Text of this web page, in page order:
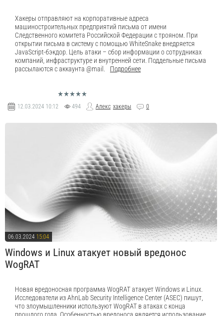
Хакеры отправляют на корпоративные адреса
машиностроительных предприятий письма от имени
Следственного комитета Российской Федерации с трояном. При
открытии письма в систему с помощью WhiteSnake внедряется
JavaScript-бэкдор. Цель атаки – сбор информации о сотрудниках
компаний, инфраструктуре и внутренней сети. Поддельные письма
рассылаются с аккаунта @mail.
Подробнее
12.03.2024 10:12 494 Алекс хакеры 0
06.03.2024 15:04
Windows и Linux атакует новый вредонос
WogRAT
Новая вредоносная программа WogRAT атакует Windows и Linux.
Исследователи из AhnLab Security Intelligence Center (ASEC) пишут,
что злоумышленники используют WogRAT в атаках с конца